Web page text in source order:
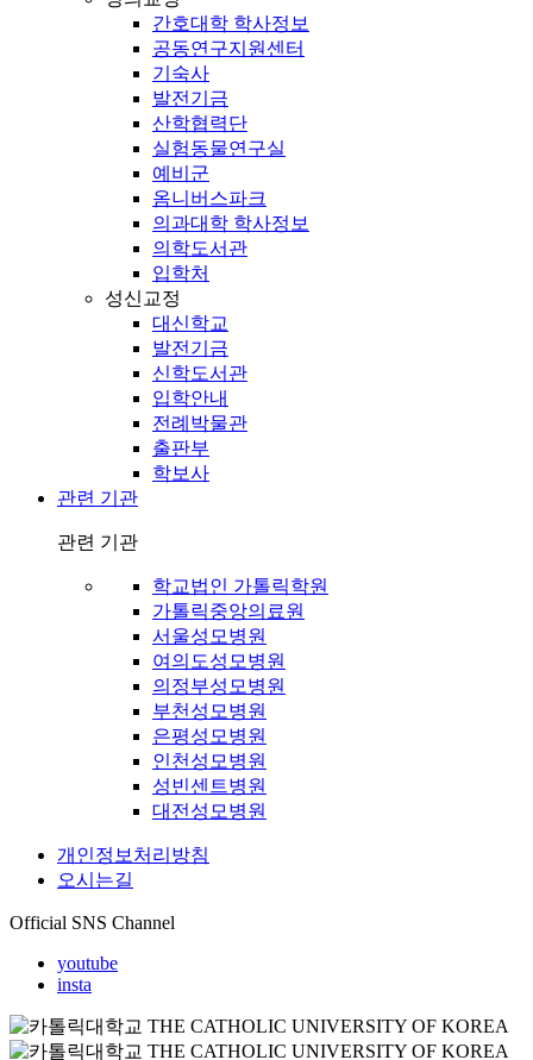
간호대학 학사정보
공동연구지원센터
기숙사
발전기금
산학협력단
실험동물연구실
예비군
옴니버스파크
의과대학 학사정보
의학도서관
입학처
성신교정
대신학교
발전기금
신학도서관
입학안내
전례박물관
출판부
학보사
관련 기관
관련 기관
학교법인 가톨릭학원
가톨릭중앙의료원
서울성모병원
여의도성모병원
의정부성모병원
부천성모병원
은평성모병원
인천성모병원
성빈센트병원
대전성모병원
개인정보처리방침
오시는길
Official SNS Channel
youtube
insta